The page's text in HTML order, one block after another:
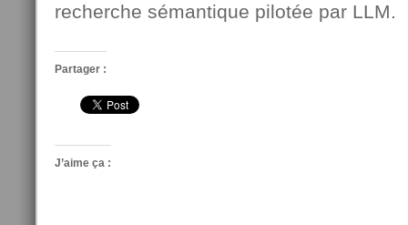
recherche sémantique pilotée par LLM.
Partager :
J’aime ça :